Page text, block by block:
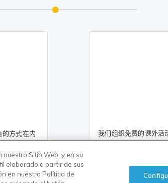
的方式在内
我们组织免费的课外活
Sitio Web, y en su
elaborado a partir de sus
en nuestra Política de